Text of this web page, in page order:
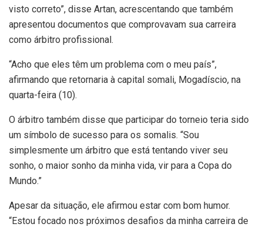
visto correto”, disse Artan, acrescentando que também
apresentou documentos que comprovavam sua carreira
como árbitro profissional.
“Acho que eles têm um problema com o meu país”,
afirmando que retornaria à capital somali, Mogadíscio, na
quarta-feira (10).
O árbitro também disse que participar do torneio teria sido
um símbolo de sucesso para os somalis. “Sou
simplesmente um árbitro que está tentando viver seu
sonho, o maior sonho da minha vida, vir para a Copa do
Mundo.”
Apesar da situação, ele afirmou estar com bom humor.
“Estou focado nos próximos desafios da minha carreira de